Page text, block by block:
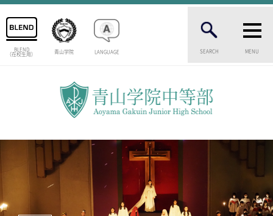
BLEND
（在校生用） 青山学院 LANGUAGE SEARCH MENU
中等部の歴史
特色ある教育
生徒数・教職員数